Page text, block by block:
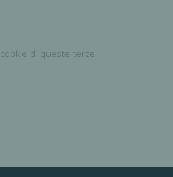
di queste terze